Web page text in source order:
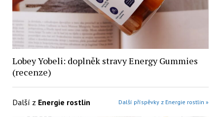
Lobey Yobeli: doplněk stravy Energy Gummies
(recenze)
Další z Energie rostlin Další příspěvky z Energie rostlin »